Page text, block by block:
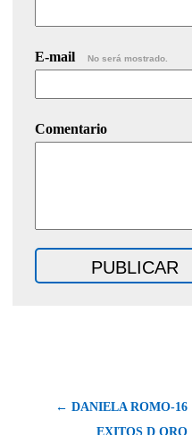
E-mail No será mostrado.
Comentario
← DANIELA ROMO-16
EXITOS D ORO